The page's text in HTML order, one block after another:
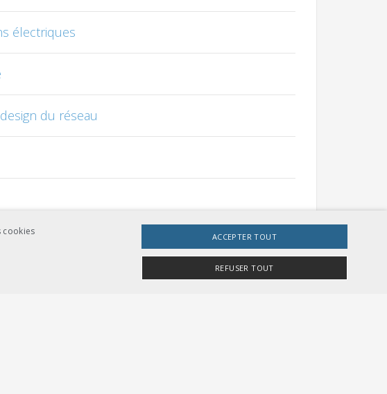
électriques
du réseau
des projets et des travaux
cookies
ACCEPTER TOUT
REFUSER TOUT